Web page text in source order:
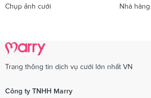
Chụp ảnh cưới Nhà
Trang thông tin dịch vụ cưới lớn nhất VN
Công ty TNHH Marry